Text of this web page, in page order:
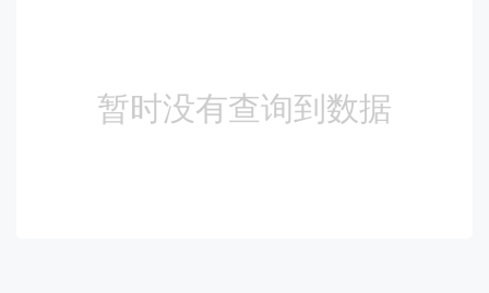
暂时没有查询到数据